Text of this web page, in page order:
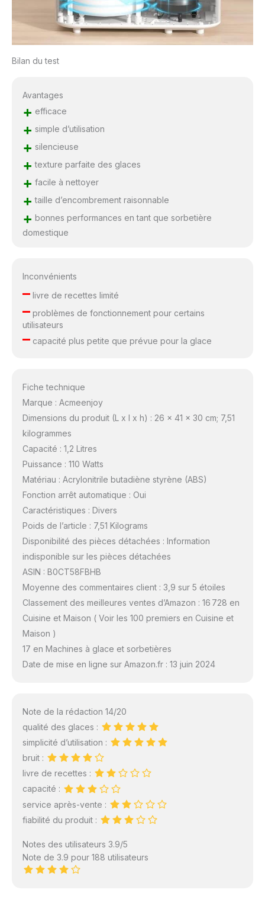
Bilan du test
Avantages
+ efficace
+ simple d’utilisation
+ silencieuse
+ texture parfaite des glaces
+ facile à nettoyer
+ taille d’encombrement raisonnable
+ bonnes performances en tant que sorbetière
domestique
Inconvénients
–livre de recettes limité
–problèmes de fonctionnement pour certains
utilisateurs
–capacité plus petite que prévue pour la glace
Fiche technique
Marque : Acmeenjoy
Dimensions du produit (L x l x h) : 26 x 41 x 30 cm; 7,51
kilogrammes
Capacité : 1,2 Litres
Puissance : 110 Watts
Matériau : Acrylonitrile butadiène styrène (ABS)
Fonction arrêt automatique : Oui
Caractéristiques : Divers
Poids de l’article : 7,51 Kilograms
Disponibilité des pièces détachées : Information
indisponible sur les pièces détachées
ASIN : B0CT58FBHB
Moyenne des commentaires client : 3,9 sur 5 étoiles
Classement des meilleures ventes d’Amazon : 16 728 en
Cuisine et Maison ( Voir les 100 premiers en Cuisine et
Maison )
17 en Machines à glace et sorbetières
Date de mise en ligne sur Amazon.fr : 13 juin 2024
Note de la rédaction 14/20
qualité des glaces :
simplicité d’utilisation :
bruit :
livre de recettes :
capacité :
service après-vente :
fiabilité du produit :
Notes des utilisateurs 3.9/5
Note de 3.9 pour 188 utilisateurs